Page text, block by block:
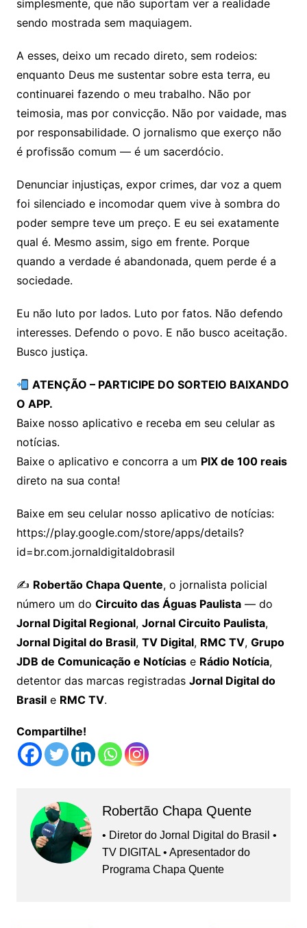
simplesmente, que não suportam ver a realidade
sendo mostrada sem maquiagem.
A esses, deixo um recado direto, sem rodeios:
enquanto Deus me sustentar sobre esta terra, eu
continuarei fazendo o meu trabalho. Não por
teimosia, mas por convicção. Não por vaidade, mas
por responsabilidade. O jornalismo que exerço não
é profissão comum — é um sacerdócio.
Denunciar injustiças, expor crimes, dar voz a quem
foi silenciado e incomodar quem vive à sombra do
poder sempre teve um preço. E eu sei exatamente
qual é. Mesmo assim, sigo em frente. Porque
quando a verdade é abandonada, quem perde é a
sociedade.
Eu não luto por lados. Luto por fatos. Não defendo
interesses. Defendo o povo. E não busco aceitação.
Busco justiça.
ATENÇÃO – PARTICIPE DO SORTEIO BAIXANDO
O APP.
Baixe nosso aplicativo e receba em seu celular as
notícias.
Baixe o aplicativo e concorra a um PIX de 100 reais
direto na sua conta!
Baixe em seu celular nosso aplicativo de notícias:
https://play.google.com/store/apps/details?
id=br.com.jornaldigitaldobrasil
✍️ Robertão Chapa Quente, o jornalista policial
número um do Circuito das Águas Paulista— do
Jornal Digital Regional, Jornal Circuito Paulista,
Jornal Digital do Brasil, TV Digital, RMC TV, Grupo
JDB de Comunicação e Notíciase Rádio Notícia,
detentor das marcas registradas Jornal Digital do
Brasile RMC TV.
Compartilhe!
Robertão Chapa Quente
• Diretor do Jornal Digital do Brasil •
TV DIGITAL • Apresentador do
Programa Chapa Quente